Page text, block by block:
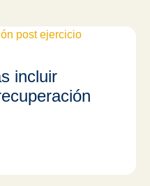
incluir